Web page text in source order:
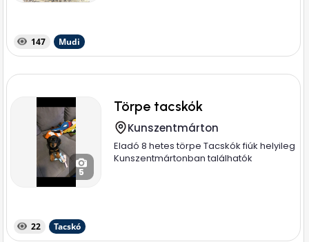
147 Mudi
5
Törpe tacskók
Kunszentmárton
Eladó 8 hetes törpe Tacskók fiúk helyileg
Kunszentmártonban találhatók
22 Tacskó